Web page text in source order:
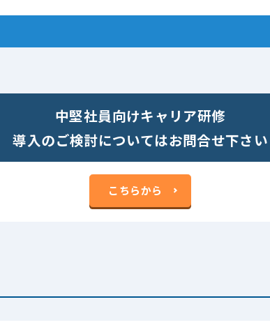
中堅社員向けキャリア研修
導入のご検討についてはお問合せ下さい
こちらから